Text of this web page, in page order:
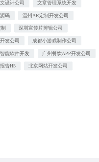
设计公司 文章管理系统开发
码 温州AR定制开发公司
深圳宣传片剪辑公司
发公司 成都小游戏制作公司
能软件开发 广州餐饮APP开发公司
告H5 北京网站开发公司